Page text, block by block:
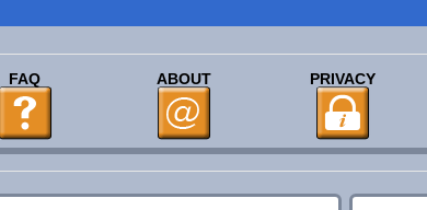
FAQ ABOUT PRIVACY